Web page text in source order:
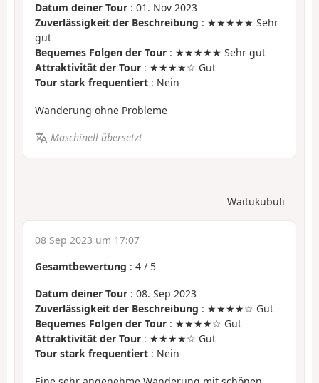
Datum deiner Tour : 01. Nov 2023
Zuverlässigkeit der Beschreibung : ★★★★★ Sehr
gut
Bequemes Folgen der Tour : ★★★★★ Sehr gut
Attraktivität der Tour : ★★★★☆ Gut
Tour stark frequentiert : Nein
Wanderung ohne Probleme
Maschinell übersetzt
Waitukubuli
08 Sep 2023 um 17:07
Gesamtbewertung : 4 / 5
Datum deiner Tour : 08. Sep 2023
Zuverlässigkeit der Beschreibung : ★★★★☆ Gut
Bequemes Folgen der Tour : ★★★★☆ Gut
Attraktivität der Tour : ★★★★☆ Gut
Tour stark frequentiert : Nein